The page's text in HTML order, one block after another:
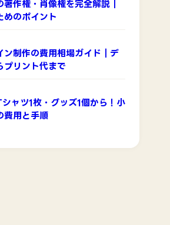
著作権・肖像権を完全解説｜
めのポイント
ン制作の費用相場ガイド｜デ
プリント代まで
ャツ1枚・グッズ1個から！小
費用と手順